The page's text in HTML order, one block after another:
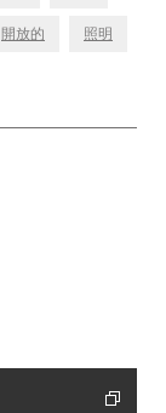
開放的 照明